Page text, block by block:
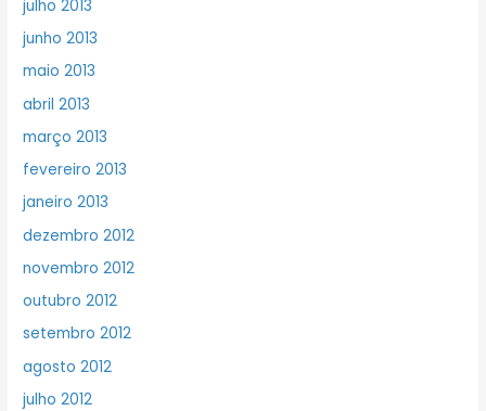
julho 2013
junho 2013
maio 2013
abril 2013
março 2013
fevereiro 2013
janeiro 2013
dezembro 2012
novembro 2012
outubro 2012
setembro 2012
agosto 2012
julho 2012